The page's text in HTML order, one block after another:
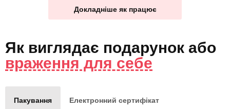
Докладніше як працює
Як виглядає подарунок або
враження для себе
Пакування Електронний сертифікат